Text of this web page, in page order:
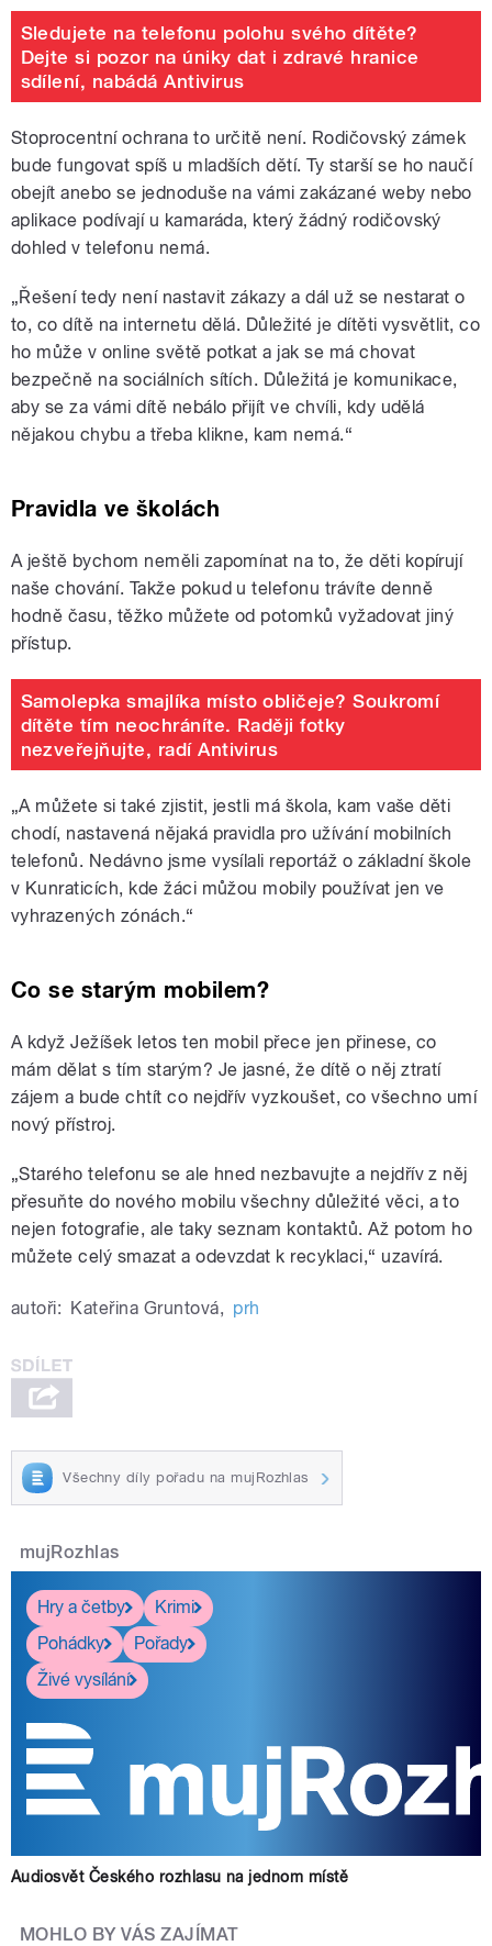
Sledujete na telefonu polohu svého dítěte?
Dejte si pozor na úniky dat i zdravé hranice
sdílení, nabádá Antivirus
Stoprocentní ochrana to určitě není. Rodičovský zámek
bude fungovat spíš u mladších dětí. Ty starší se ho naučí
obejít anebo se jednoduše na vámi zakázané weby nebo
aplikace podívají u kamaráda, který žádný rodičovský
dohled v telefonu nemá.
„Řešení tedy není nastavit zákazy a dál už se nestarat o
to, co dítě na internetu dělá. Důležité je dítěti vysvětlit, co
ho může v online světě potkat a jak se má chovat
bezpečně na sociálních sítích. Důležitá je komunikace,
aby se za vámi dítě nebálo přijít ve chvíli, kdy udělá
nějakou chybu a třeba klikne, kam nemá.“
Pravidla ve školách
A ještě bychom neměli zapomínat na to, že děti kopírují
naše chování. Takže pokud u telefonu trávíte denně
hodně času, těžko můžete od potomků vyžadovat jiný
přístup.
Samolepka smajlíka místo obličeje? Soukromí
dítěte tím neochráníte. Raději fotky
nezveřejňujte, radí Antivirus
„A můžete si také zjistit, jestli má škola, kam vaše děti
chodí, nastavená nějaká pravidla pro užívání mobilních
telefonů. Nedávno jsme vysílali reportáž o základní škole
v Kunraticích, kde žáci můžou mobily používat jen ve
vyhrazených zónách.“
Co se starým mobilem?
A když Ježíšek letos ten mobil přece jen přinese, co
mám dělat s tím starým? Je jasné, že dítě o něj ztratí
zájem a bude chtít co nejdřív vyzkoušet, co všechno umí
nový přístroj.
„Starého telefonu se ale hned nezbavujte a nejdřív z něj
přesuňte do nového mobilu všechny důležité věci, a to
nejen fotografie, ale taky seznam kontaktů. Až potom ho
můžete celý smazat a odevzdat k recyklaci,“ uzavírá.
autoři: Kateřina Gruntová, prh
Všechny díly pořadu na mujRozhlas
mujRozhlas
Hry a četby
Krimi
Pohádky
Pořady
Živé vysílání
Audiosvět Českého rozhlasu na jednom místě
MOHLO BY VÁS ZAJÍMAT